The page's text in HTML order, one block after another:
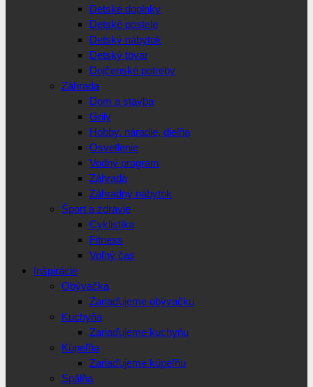
Detské doplnky
Detské postele
Detský nábytok
Detský tovar
Dojčenské potreby
Záhrada
Dom a stavba
Grily
Hobby, náradie, dielňa
Osvetlenie
Vodný program
Záhrada
Záhradný nábytok
Šport a zdravie
Cyklistika
Fitness
Voľný čas
Inšpirácie
Obývačka
Zariaďujeme obývačku
Kuchyňa
Zariaďujeme kuchyňu
Kúpeľňa
Zariaďujeme kúpeľňu
Spálňa